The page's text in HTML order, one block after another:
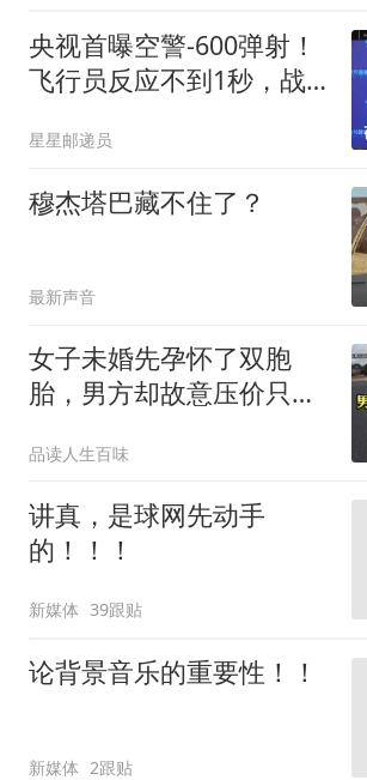
央视首曝空警-600弹射！
飞行员反应不到1秒，战
星星邮递员
穆杰塔巴藏不住了？
最新声音
女子未婚先孕怀了双胞
胎，男方却故意压价只给
品读人生百味
讲真，是球网先动手
的！！！
新媒体 39跟贴
论背景音乐的重要性！！
新媒体 2跟贴